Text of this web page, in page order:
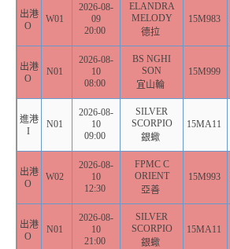
出港
O
W01
2026-08-
09
20:00
ELANDRA
MELODY
德拉
15M983
出港
O
N01
2026-08-
10
08:00
BS NGHI
SON
宜山輪
15M999
進港
I
N01
2026-08-
10
09:00
SILVER
SCORPIO
銀蠍
15MA11
出港
O
W02
2026-08-
10
12:30
FPMC C
ORIENT
亞善
15M993
出港
O
N01
2026-08-
10
21:00
SILVER
SCORPIO
銀蠍
15MA11